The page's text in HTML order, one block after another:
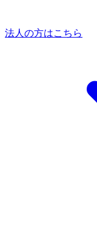
法人の方はこちら